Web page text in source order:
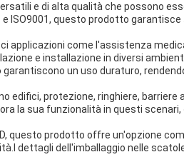
e di alta qualità che possono
ISO9001, questo prodotto
applicazioni come l'assistenza
e installazione in diversi
un uso duraturo,
edifici, protezione, ringhiere, barriere
la sua funzionalità in questi
questo prodotto offre un'opzione
dettagli dell'imballaggio nelle